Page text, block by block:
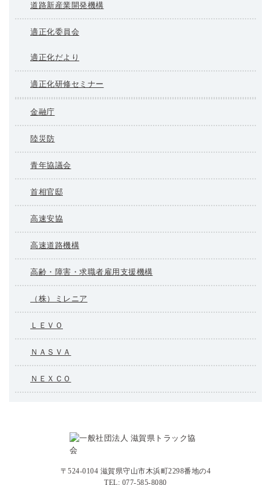
道路新産業開発機構
適正化委員会
適正化だより
適正化研修セミナー
金融庁
陸災防
青年協議会
首相官邸
高速安協
高速道路機構
高齢・障害・求職者雇用支援機構
（株）ミレニア
ＬＥＶＯ
ＮＡＳＶＡ
ＮＥＸＣＯ
〒524-0104 滋賀県守山市木浜町2298番地の4
TEL: 077-585-8080